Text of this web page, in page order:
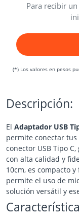
Para recibir
(*) Los valores en pesos
Descripción:
El Adaptador USB
permite conectar
conector USB Tipo
con alta calidad y
10cm, es compacto
permite el uso de
solución versátil y